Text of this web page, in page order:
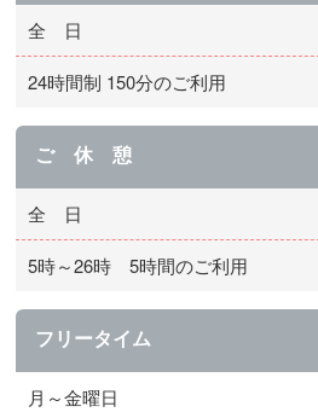
全 日
24時間制 150分のご利用
ご 休 憩
全 日
5時～26時 5時間のご利用
フリータイム
月～金曜日